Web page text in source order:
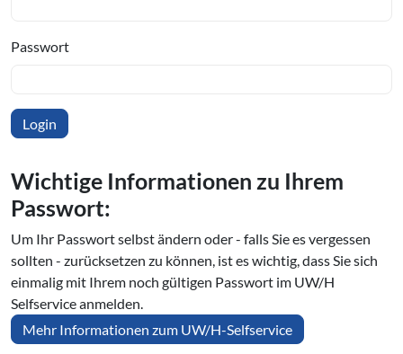
Passwort
Wichtige In­for­ma­tio­nen zu Ihrem
Passwort:
Um Ihr Passwort selbst ändern oder - falls Sie es vergessen
sollten - zurücksetzen zu können, ist es wichtig, dass Sie sich
einmalig mit Ihrem noch gültigen Passwort im UW/H
Selfservice anmelden.
Mehr Informationen zum UW/H-Selfservice